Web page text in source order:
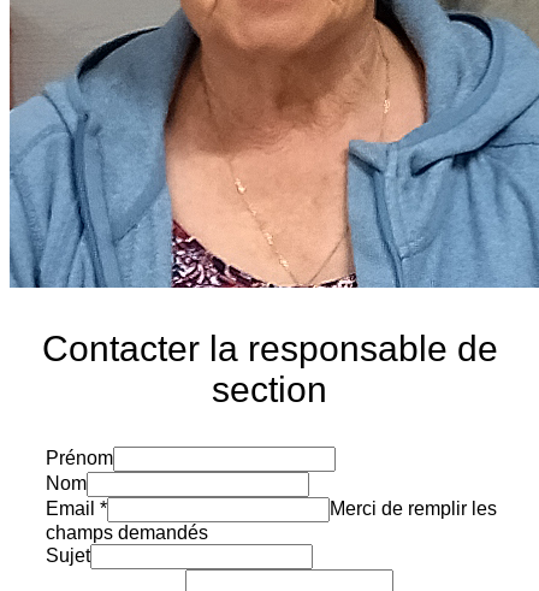
Contacter la responsable de
section
Prénom
Nom
Email *
Merci de remplir les
champs demandés
Sujet